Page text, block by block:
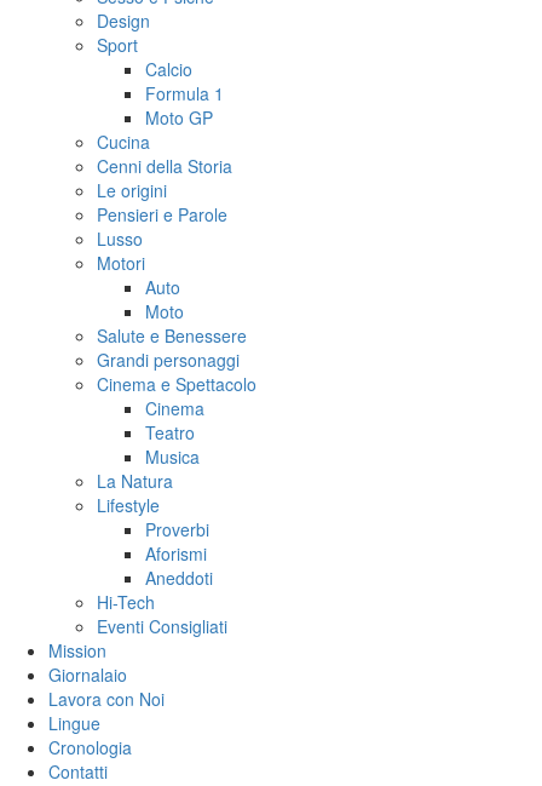
Design
Sport
Calcio
Formula 1
Moto GP
Cucina
Cenni della Storia
Le origini
Pensieri e Parole
Lusso
Motori
Auto
Moto
Salute e Benessere
Grandi personaggi
Cinema e Spettacolo
Cinema
Teatro
Musica
La Natura
Lifestyle
Proverbi
Aforismi
Aneddoti
Hi-Tech
Eventi Consigliati
Mission
Giornalaio
Lavora con Noi
Lingue
Cronologia
Contatti